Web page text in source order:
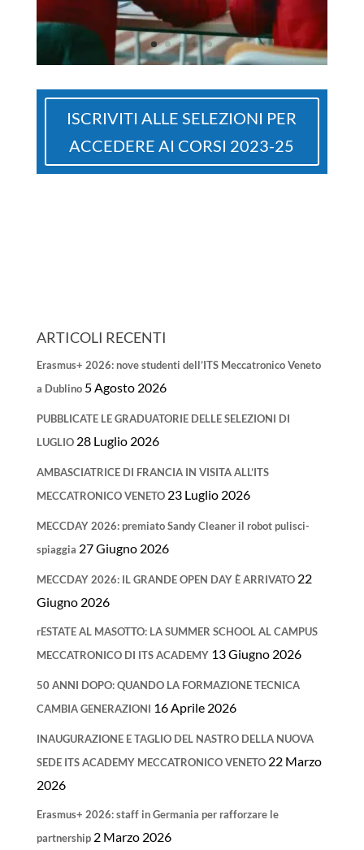
ISCRIVITI ALLE SELEZIONI PER
ACCEDERE AI CORSI 2023-25
ARTICOLI RECENTI
Erasmus+ 2026: nove studenti dell’ITS Meccatronico Veneto
a Dublino 5 Agosto 2026
PUBBLICATE LE GRADUATORIE DELLE SELEZIONI DI
LUGLIO 28 Luglio 2026
AMBASCIATRICE DI FRANCIA IN VISITA ALL’ITS
MECCATRONICO VENETO 23 Luglio 2026
MECCDAY 2026: premiato Sandy Cleaner il robot pulisci-
spiaggia 27 Giugno 2026
MECCDAY 2026: IL GRANDE OPEN DAY È ARRIVATO 22
Giugno 2026
rESTATE AL MASOTTO: LA SUMMER SCHOOL AL CAMPUS
MECCATRONICO DI ITS ACADEMY 13 Giugno 2026
50 ANNI DOPO: QUANDO LA FORMAZIONE TECNICA
CAMBIA GENERAZIONI 16 Aprile 2026
INAUGURAZIONE E TAGLIO DEL NASTRO DELLA NUOVA
SEDE ITS ACADEMY MECCATRONICO VENETO 22 Marzo
2026
Erasmus+ 2026: staff in Germania per rafforzare le
partnership 2 Marzo 2026